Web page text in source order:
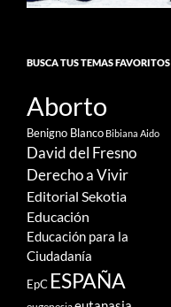
BUSCA TUS TEMAS FAVORITOS
Aborto
Benigno Blanco Bibiana Aido
David del Fresno
Derecho a Vivir
Editorial Sekotia
Educación
Educación para la
Ciudadanía
EpC ESPAÑA